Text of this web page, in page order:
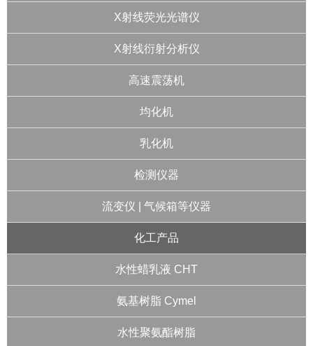
X射线荧光光谱仪
X射线衍射分析仪
高速震荡机
均化机
乳化机
检测仪器
流变仪 | 气候箱等仪器
化工产品
水性蜡乳液 CHT
氨基树脂 Cymel
水性聚氨酯树脂